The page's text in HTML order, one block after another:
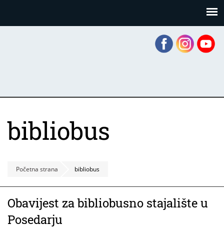
bibliobus
Početna strana bibliobus
Obavijest za bibliobusno stajalište u
Posedarju